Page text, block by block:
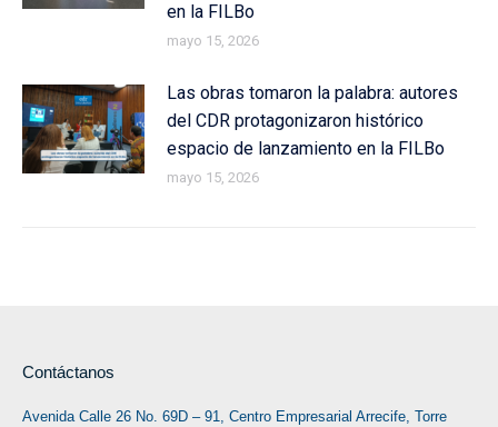
en la FILBo
mayo 15, 2026
Las obras tomaron la palabra: autores
del CDR protagonizaron histórico
espacio de lanzamiento en la FILBo
mayo 15, 2026
Contáctanos
Avenida Calle 26 No. 69D – 91, Centro Empresarial Arrecife, Torre